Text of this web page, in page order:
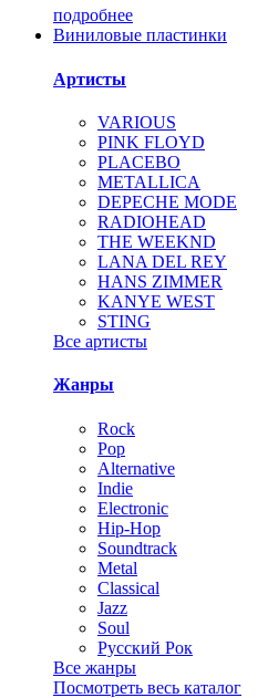
подробнее
Виниловые пластинки
Артисты
VARIOUS
PINK FLOYD
PLACEBO
METALLICA
DEPECHE MODE
RADIOHEAD
THE WEEKND
LANA DEL REY
HANS ZIMMER
KANYE WEST
STING
Все артисты
Жанры
Rock
Pop
Alternative
Indie
Electronic
Hip-Hop
Soundtrack
Metal
Classical
Jazz
Soul
Русский Рок
Все жанры
Посмотреть весь каталог